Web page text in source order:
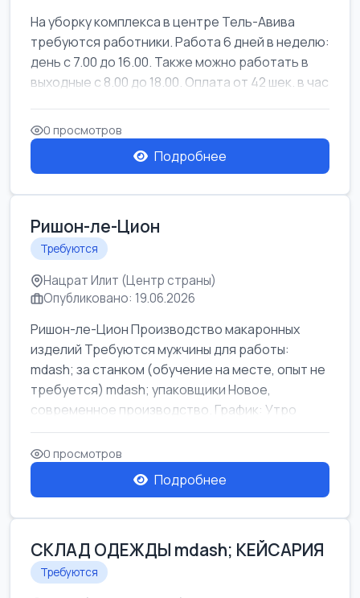
На уборку комплекса в центре Тель-Авива
требуются работники. Работа 6 дней в неделю:
день с 7.00 до 16.00. Также можно работать в
выходные с 8.00 до 18.00. Оплата от 42 шек. в час
0 просмотров
Подробнее
Ришон-ле-Цион
Требуются
Нацрат Илит (Центр страны)
Опубликовано: 19.06.2026
Ришон-ле-Цион Производство макаронных
изделий Требуются мужчины для работы:
mdash; за станком (обучение на месте, опыт не
требуется) mdash; упаковщики Новое,
современное производство. График: Утро
mda...
0 просмотров
Подробнее
СКЛАД ОДЕЖДЫ mdash; КЕЙСАРИЯ
Требуются